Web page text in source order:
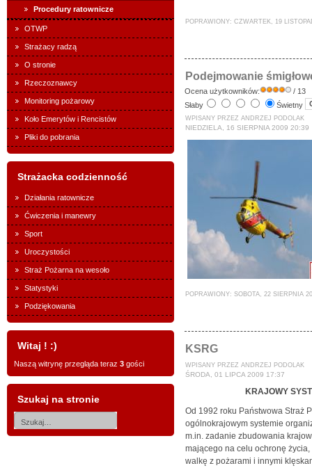
Procedury ratownicze
OTWP
Strażacy radzą
O stronie
Rzeczoznawcy
Monitoring pożarowy
Koło Emerytów i Rencistów
Pliki do pobrania
Strażacka codzienność
Działania ratownicze
Ćwiczenia i manewry
Sport
Uroczystości
Straż Pożarna na wesoło
Statystyki
Podziękowania
Witaj ! :)
Naszą witrynę przegląda teraz 3 gości
Szukaj na stronie
POPRAWIONY: CZWARTEK, 19
Podejmowanie
Ocena użytkowników:
/ 13
Słaby
Świetny
WPISANY PRZEZ ANDRZEJ PODOLAK
NIEDZIELA, 16 SIERPNIA 2009 20:39
POPRAWIONY: SOBOTA, 22 SIERPNIA
KSRG
WPISANY PRZEZ ANDRZEJ PODOLAK
ŚRODA, 01 LIPCA 2009 17:37
KRAJOWY
Od 1992 roku Państwowa Straż
ogólnokrajowym systemie
m.in. zadanie zbudowania
mającego na celu ochronę
walkę z pożarami i innymi